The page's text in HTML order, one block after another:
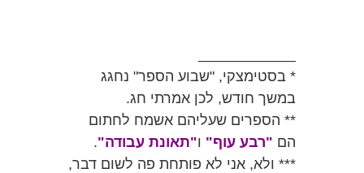
* בסטימצקי, "שבוע הספר" נחגג
במשך חודש, לכן אמרתי חג.
** הספרים שעליהם אשמח לחתום
הם "רבע עוף" ו"תאונת עבודה".
*** ולא, אני לא פותחת פה לשום דבר,